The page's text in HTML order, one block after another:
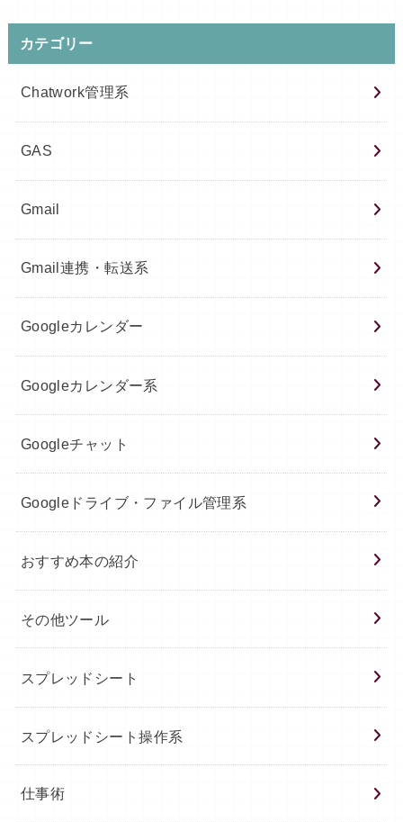
カテゴリー
Chatwork管理系
GAS
Gmail
Gmail連携・転送系
Googleカレンダー
Googleカレンダー系
Googleチャット
Googleドライブ・ファイル管理系
おすすめ本の紹介
その他ツール
スプレッドシート
スプレッドシート操作系
仕事術